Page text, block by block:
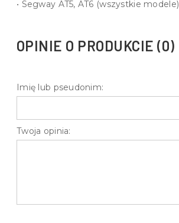
• Segway AT5, AT6 (wszystkie modele)
OPINIE O PRODUKCIE (0)
Imię lub pseudonim:
Twoja opinia: